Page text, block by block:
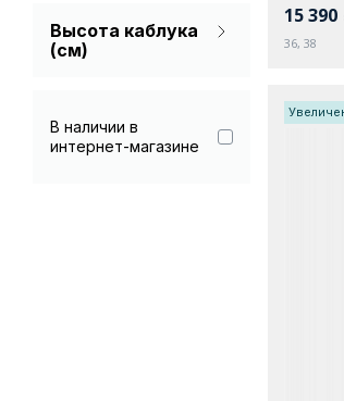
Высота каблука
(см)
В наличии в
интернет-магазине
15 390
36, 38